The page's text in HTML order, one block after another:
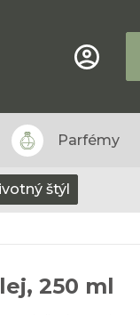
Parfémy
štýl
250 ml